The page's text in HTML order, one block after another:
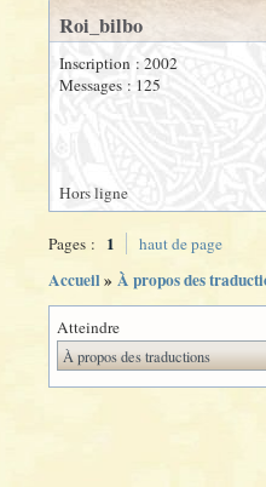
Roi_bilbo
Inscription : 2002
Messages : 125
Hors ligne
Pages : 1 haut de page
Accueil» À propos des
Atteindre